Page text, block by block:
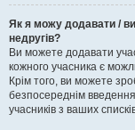
Як я можу додавати /
недругів?
Ви можете додавати
кожного учасника є
Крім того, ви можете
безпосереднім
учасників з ваших